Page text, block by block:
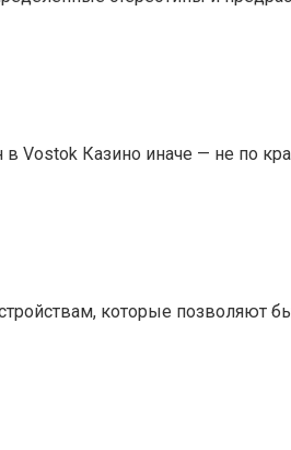
Vostok Казино иначе — не по
которые позволяют